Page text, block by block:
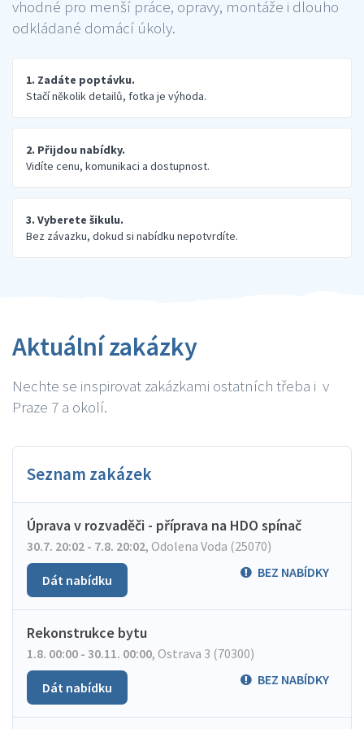
vhodné pro menší práce, opravy, montáže i dlouho
odkládané domácí úkoly.
1. Zadáte poptávku.
Stačí několik detailů, fotka je výhoda.
2. Přijdou nabídky.
Vidíte cenu, komunikaci a dostupnost.
3. Vyberete šikulu.
Bez závazku, dokud si nabídku nepotvrdíte.
Aktuální zakázky
Nechte se inspirovat zakázkami ostatních třeba i v
Praze 7 a okolí.
Seznam zakázek
Úprava v rozvaděči - příprava na HDO spínač
30.7. 20:02 - 7.8. 20:02, Odolena Voda (25070)
BEZ NABÍDKY
Dát nabídku
Rekonstrukce bytu
1.8. 00:00 - 30.11. 00:00, Ostrava 3 (70300)
BEZ NABÍDKY
Dát nabídku